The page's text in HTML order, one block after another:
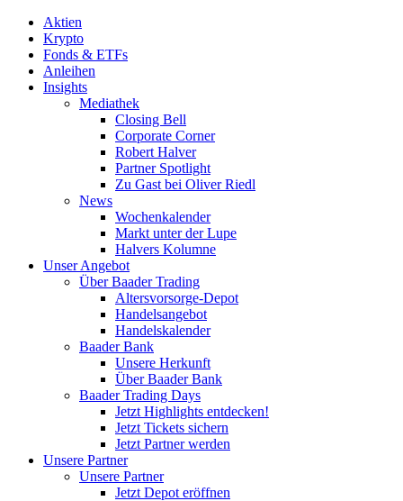
Aktien
Krypto
Fonds & ETFs
Anleihen
Insights
Mediathek
Closing Bell
Corporate Corner
Robert Halver
Partner Spotlight
Zu Gast bei Oliver Riedl
News
Wochenkalender
Markt unter der Lupe
Halvers Kolumne
Unser Angebot
Über Baader Trading
Altersvorsorge-Depot
Handelsangebot
Handelskalender
Baader Bank
Unsere Herkunft
Über Baader Bank
Baader Trading Days
Jetzt Highlights entdecken!
Jetzt Tickets sichern
Jetzt Partner werden
Unsere Partner
Unsere Partner
Jetzt Depot eröffnen